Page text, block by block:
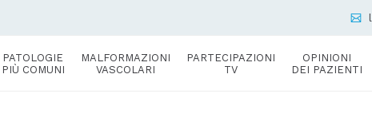
PATOLOGIE
PIÙ COMUNI
MALFORMAZIONI
VASCOLARI
PARTECIPAZIONI
TV
OPINIONI
DEI PAZIENTI